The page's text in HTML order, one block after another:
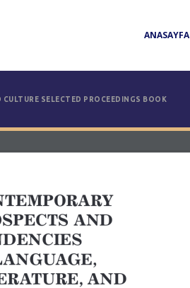
ANASAYFA
SELECTED PROCEEDINGS BOOK
AND
AND